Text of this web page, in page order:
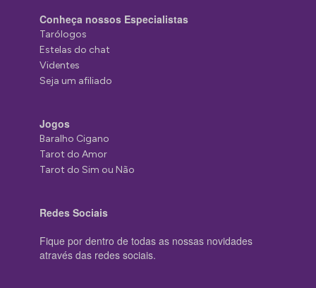
Conheça nossos Especialistas
Tarólogos
Estelas do chat
Videntes
Seja um afiliado
Jogos
Baralho Cigano
Tarot do Amor
Tarot do Sim ou Não
Redes Sociais
Fique por dentro de todas as nossas novidades
através das redes sociais.